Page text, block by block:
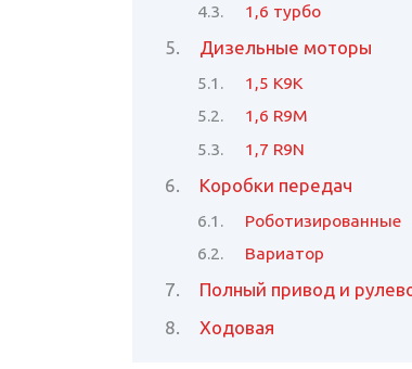
1,6 турбо
Дизельные моторы
1,5 K9K
1,6 R9M
1,7 R9N
Коробки передач
Роботизированные
Вариатор
Полный привод и
Ходовая